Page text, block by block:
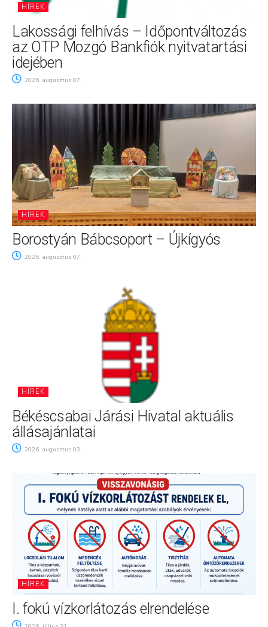
HÍREK
Lakossági felhívás – Időpontváltozás
az OTP Mozgó Bankfiók nyitvatartási
idejében
2026. augusztus 07.
HÍREK
Borostyán Bábcsoport – Újkígyós
2026. augusztus 07.
HÍREK
Békéscsabai Járási Hivatal aktuális
állásajánlatai
2026. augusztus 03.
HÍREK
I. fokú vízkorlátozás elrendelése